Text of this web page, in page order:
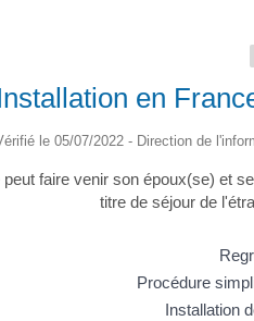
en
le 05/07/2022 - Direction de
faire venir son époux(se) et
titre de séjour de
Procédure
Installation